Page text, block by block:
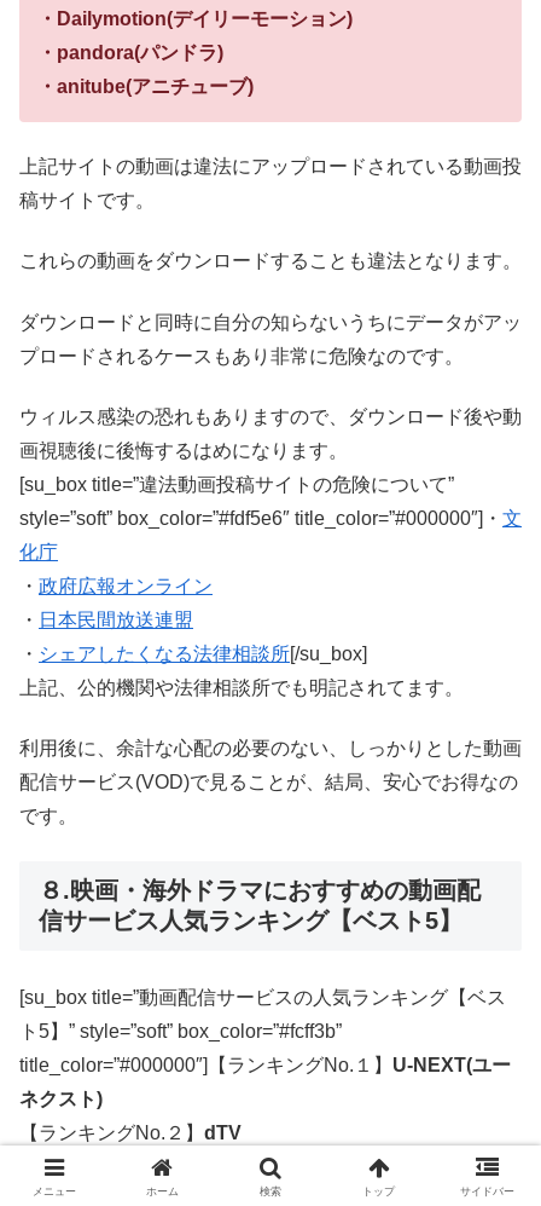
・Dailymotion(デイリーモーション)
・pandora(パンドラ)
・anitube(アニチューブ)
上記サイトの動画は違法にアップロードされている動画投
稿サイトです。
これらの動画をダウンロードすることも違法となります。
ダウンロードと同時に自分の知らないうちにデータがアッ
プロードされるケースもあり非常に危険なのです。
ウィルス感染の恐れもありますので、ダウンロード後や動
画視聴後に後悔するはめになります。
[su_box title=”違法動画投稿サイトの危険について”
style=”soft” box_color=”#fdf5e6″ title_color=”#000000″]・ 文
化庁
・ 政府広報オンライン
・ 日本民間放送連盟
・ シェアしたくなる法律相談所[/su_box]
上記、公的機関や法律相談所でも明記されてます。
利用後に、余計な心配の必要のない、しっかりとした動画
配信サービス(VOD)で見ることが、結局、安心でお得なの
です。
８.映画・海外ドラマにおすすめの動画配
信サービス人気ランキング【ベスト5】
[su_box title=”動画配信サービスの人気ランキング【ベス
ト5】” style=”soft” box_color=”#fcff3b”
title_color=”#000000″]【ランキングNo.１】 U-NEXT(ユー
ネクスト)
【ランキングNo.２】 dTV
【ランキングNo.３】
【ランキングNo.４】
FOD PREMIUM
メニュー ホーム 検索 トップ サイドバー